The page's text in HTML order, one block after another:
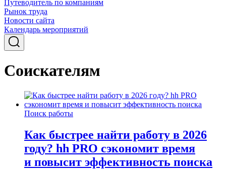
Путеводитель по компаниям
Рынок труда
Новости сайта
Календарь мероприятий
Соискателям
Поиск работы
Как быстрее найти работу в 2026
году? hh PRO сэкономит время
и повысит эффективность поиска